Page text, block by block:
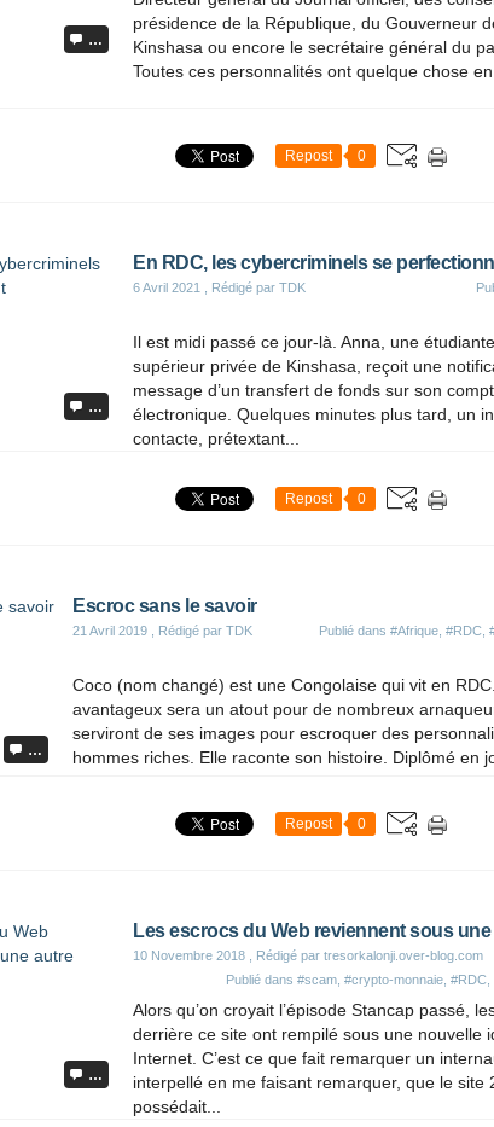
…
présidence de la République, du Gouverneur
Kinshasa ou encore le secrétaire général du
Toutes ces personnalités ont quelque chose
Repost 0
…
En RDC, les cybercriminels se
6 Avril 2021 , Rédigé par TDK
Il est midi passé ce jour-là. Anna, une
supérieur privée de Kinshasa, reçoit une
message d’un transfert de fonds sur son
électronique. Quelques minutes plus tard, un
contacte, prétextant...
Repost 0
…
Escroc sans le savoir
21 Avril 2019 , Rédigé par TDK Publié dans #Afrique #RDC
Coco (nom changé) est une Congolaise qui vit en
avantageux sera un atout pour de nombreux
serviront de ses images pour escroquer des
hommes riches. Elle raconte son histoire. Diplômé en
Repost 0
…
Les escrocs du Web reviennent sous
10 Novembre 2018 , Rédigé par tresorkalonji.over-blog.com
Publié dans #scam #crypto-monnaie #RDC
Alors qu’on croyait l’épisode Stancap passé,
derrière ce site ont rempilé sous une nouvelle
Internet. C’est ce que fait remarquer un
interpellé en me faisant remarquer, que le site
possédait...